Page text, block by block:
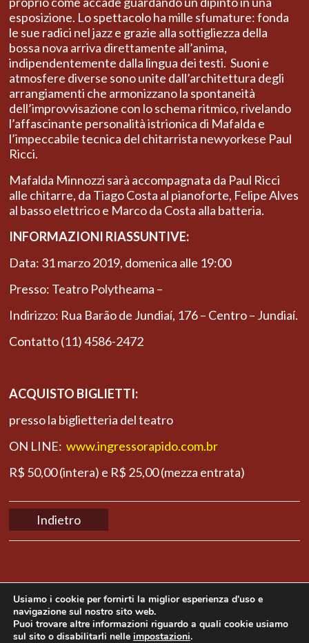
esposizione. Lo spettacolo ha mille sfumature: fonda
le sue radici nel jazz e grazie alla sottigliezza della
bossa nova arriva direttamente all’anima,
indipendentemente dalla lingua dei testi. Suoni e
atmosfere diverse sono unite dall’architettura degli
arrangiamenti che armonizzano la spontaneità
dell’improvvisazione con lo schema ritmico, rivelando
l’affascinante personalità istrionica di Mafalda e
l’impeccabile tecnica del chitarrista newyorkese Paul
Ricci.
Mafalda Minnozzi sarà accompagnata da Paul Ricci
alle chitarre, da Tiago Costa al pianoforte, Felipe Alves
al basso elettrico e Marco da Costa alla batteria.
INFORMAZIONI RIASSUNTIVE:
Data: 31 marzo 2019, domenica alle 19:00
Presso: Teatro Polytheama –
Indirizzo: Rua Barão de Jundiaí, 176 – Centro – Jundiaí.
Contatto (11) 4586-2472
ACQUISTO BIGLIETTI:
presso la biglietteria del teatro
ON LINE: www.ingressorapido.com.br
R$ 50,00 (intera) e R$ 25,00 (mezza entrata)
Indietro
Copyright © 2014 Mama Produções. All rights
Usiamo i cookie per fornirti la miglior esperienza d'uso e
navigazione sul nostro sito web.
Puoi trovare altre informazioni riguardo a quali cookie usiamo
sul sito o disabilitarli nelle impostazioni.